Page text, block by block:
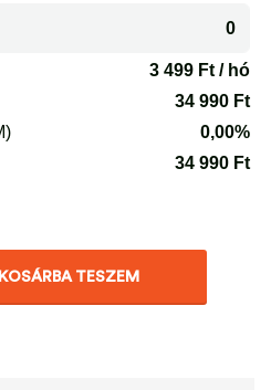
KOSÁRBA TESZEM